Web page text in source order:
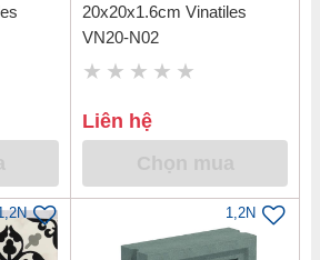
20x20x1.6cm Vinatiles
VN20-N02
Liên hệ
1,2N